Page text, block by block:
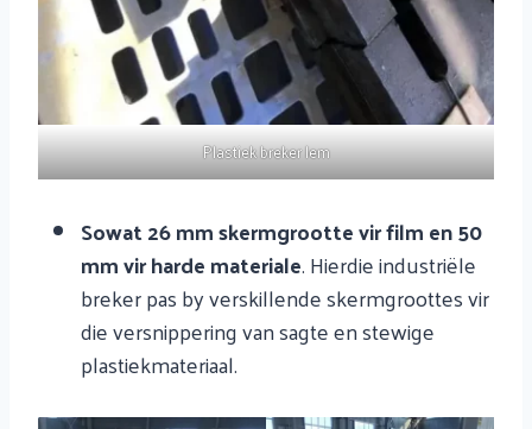
Plastiek breker lem
Sowat 26 mm skermgrootte vir film en 50
mm vir harde materiale. Hierdie industriële
breker pas by verskillende skermgroottes vir
die versnippering van sagte en stewige
plastiekmateriaal.